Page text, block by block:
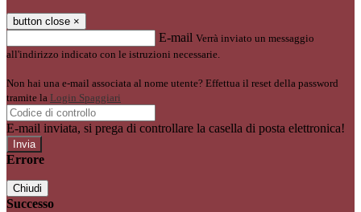
button close ×
E-mail Verrà inviato un messaggio
all'indirizzo indicato con le istruzioni necessarie.
Non hai una e-mail associata al nome utente? Effettua il reset della password
tramite la Login Spaggiari
E-mail inviata, si prega di controllare la casella di posta elettronica!
Errore
Chiudi
Successo